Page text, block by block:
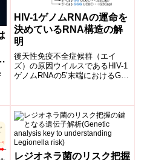
HIV-1ゲノムRNAの運命を
決めているRNA構造の解
明
後天性免疫不全症候群（エイ
ズ）の原因ウイルスであるHIV-1
ゲノムRNAの5’末端におけるGの
訳や逆転写反応に与える影響を
解析するための知見を提供。
レジオネラ菌のリスク把握